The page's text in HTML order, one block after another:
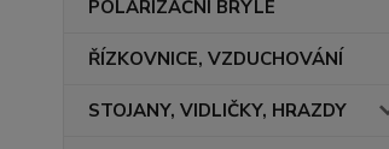
POLARIZAČNÍ BRÝLE
ŘÍZKOVNICE, VZDUCHOVÁNÍ
STOJANY, VIDLIČKY, HRAZDY